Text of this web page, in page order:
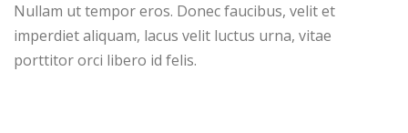
Nullam ut tempor eros. Donec faucibus, velit et
imperdiet aliquam, lacus velit luctus urna, vitae
porttitor orci libero id felis.